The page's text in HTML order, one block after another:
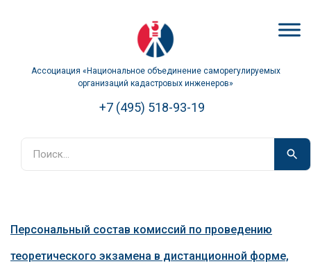
Ассоциация «Национальное объединение саморегулируемых
организаций кадастровых инженеров»
+7 (495) 518-93-19
Персональный состав комиссий по проведению
теоретического экзамена в дистанционной форме,